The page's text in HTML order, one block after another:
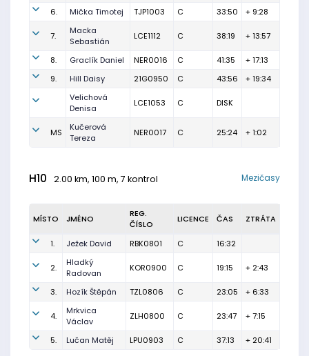
6. Mička Timotej TJP1003 C 33:50 + 9:28
7.
Macka
Sebastián
LCE1112 C 38:19 + 13:57
8. Graclík Daniel NER0016 C 41:35
+ 17:13
9.
Hill Daisy 21G0950 C 43:56
+ 19:34
Velichová
Denisa
LCE1053 C DISK
MS
Kučerová
Tereza
NER0017 C 25:24 + 1:02
H10 2.00 km, 100 m, 7 kontrol Mezičasy
MÍSTO JMÉNO
REG.
ČÍSLO
LICENCE ČAS ZTRÁTA
1. Ježek David RBK0801 C 16:32
2.
Hladký
Radovan
KOR0900 C 19:15 + 2:43
3. Hozík Štěpán TZL0806 C 23:05 + 6:33
4.
Mrkvica
Václav
ZLH0800 C 23:47 + 7:15
5. Lučan Matěj LPU0903 C 37:13 + 20:41